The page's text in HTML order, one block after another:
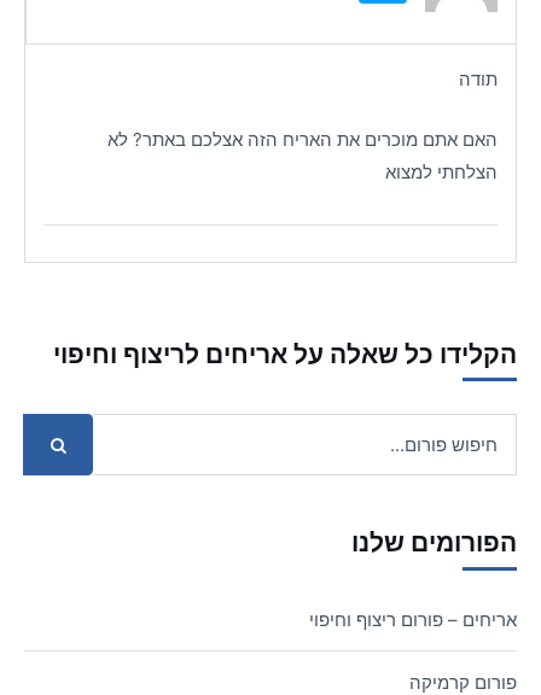
תודה
האם אתם מוכרים את האריח הזה אצלכם באתר? לא
הצלחתי למצוא
הקלידו כל שאלה על אריחים לריצוף וחיפוי
הפורומים שלנו
אריחים – פורום ריצוף וחיפוי
פורום קרמיקה